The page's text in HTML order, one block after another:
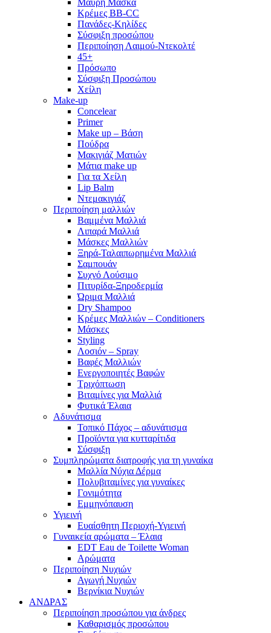
Μαύρη Μάσκα
Κρέμες BB-CC
Πανάδες-Κηλίδες
Σύσφιξη προσώπου
Περιποίηση Λαιμού-Ντεκολτέ
45+
Πρόσωπο
Σύσφιξη Προσώπου
Χείλη
Make-up
Concelear
Primer
Make up – Βάση
Πούδρα
Μακιγιάζ Ματιών
Μάτια make up
Για τα Χείλη
Lip Balm
Ντεμακιγιάζ
Περιποίηση μαλλιών
Βαμμένα Μαλλιά
Λιπαρά Μαλλιά
Μάσκες Μαλλιών
Ξηρά-Ταλαιπωρημένα Μαλλιά
Σαμπουάν
Συχνό Λούσιμο
Πιτυρίδα-Ξηροδερμία
Ώριμα Μαλλιά
Dry Shampoo
Κρέμες Μαλλιών – Conditioners
Μάσκες
Styling
Λοσιόν – Spray
Βαφές Μαλλιών
Ενεργοποιητές Βαφών
Τριχόπτωση
Βιταμίνες για Μαλλιά
Φυτικά Έλαια
Αδυνάτισμα
Τοπικό Πάχος – αδυνάτισμα
Προϊόντα για κυτταρίτιδα
Σύσφιξη
Συμπληρώματα διατροφής για τη γυναίκα
Μαλλία Νύχια Δέρμα
Πολυβιταμίνες για γυναίκες
Γονιμότητα
Εμμηνόπαυση
Υγιεινή
Ευαίσθητη Περιοχή-Υγιεινή
Γυναικεία αρώματα – Έλαια
EDT Eau de Toilette Woman
Αρώματα
Περιποίηση Νυχιών
Αγωγή Νυχιών
Βερνίκια Νυχιών
ΑΝΔΡΑΣ
Περιποίηση προσώπου για άνδρες
Καθαρισμός προσώπου